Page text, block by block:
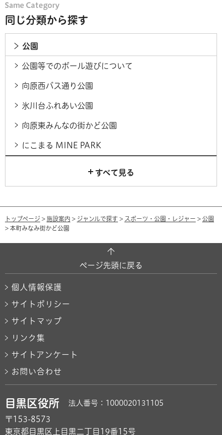
同じ分類から探す
公園
公園等でのボール遊びについて
向原西バス通り公園
氷川台ふれあい公園
向原東みんなの街かど公園
にこまる MINE PARK
すべて見る
トップページ > 施設案内 > ジャンルで探す > スポーツ・公園・レジャー > 公園
> 本町みなみ街かど公園
ページ先頭に戻る
個人情報保護
サイトポリシー
サイトマップ
リンク集
サイトアンケート
お問い合わせ
目黒区役所 法人番号：1000020131105
〒153-8573
東京都目黒区上目黒二丁目19番15号